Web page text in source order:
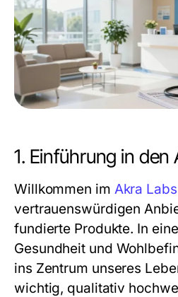
1. Einführung in
Willkommen im Akra
vertrauenswürdigen
fundierte Produkte. In
Gesundheit und
ins Zentrum unseres
wichtig, qualitativ